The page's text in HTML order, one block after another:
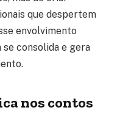
que despertem
envolvimento
se consolida e gera
nos contos